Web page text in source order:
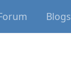
Blogs